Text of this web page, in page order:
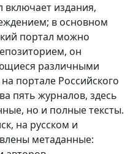
издания,
в основном
портал можно
он
различными
портале Российского
пять журналов, здесь
но и полные тексты.
на русском и
метаданные: